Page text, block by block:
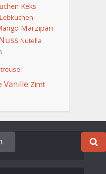
Keks
Lebkuchen
Marzipan
Nutella
Vanille Zimt